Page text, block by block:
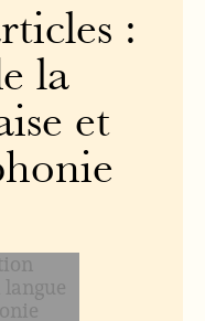
:
la
et